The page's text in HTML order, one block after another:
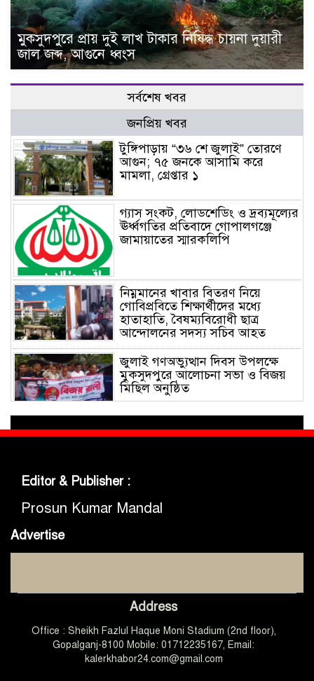
মুকসুদপুরে প্রায় দুই লাখ টাকার নিষিদ্ধ চায়না দুয়ারী
জাল জব্দ, আগুনে ধ্বংস
সর্বশেষ খবর
জনপ্রিয় খবর
টুঙ্গিপাড়ায় “৩৬ শে জুলাই” তোরণে
আগুন; ৭৫ জনকে আসামি করে
মামলা, গ্রেপ্তার ১
গ্যাস সংকট, লোডশেডিং ও দ্রব্যমূল্যের
ঊর্ধ্বগতির প্রতিবাদে গোপালগঞ্জে
জামায়াতের স্মারকলিপি
নিম্নমানের খাবার বিতরণ নিয়ে
গোবিপ্রবিতে শিক্ষার্থীদের মধ্যে
হাতাহাতি, বৈষম্যবিরোধী ছাত্র
আন্দোলনের সদস্য সচিব আহত
জুলাই গণঅভ্যুত্থান দিবস উপলক্ষে
মুকসুদপুরে আলোচনা সভা ও বিজয়
মিছিল অনুষ্ঠিত
গোবিপ্রবিতে জুলাই গণঅভ্যুত্থান দিবস
উদযাপন
মুকসুদপুরে প্রায় দুই লাখ টাকার
নিষিদ্ধ চায়না দুয়ারী জাল জব্দ, আগুনে
ধ্বংস
মুকসুদপুরে ‘রক্তাক্ত জুলাই’ শীর্ষক
গণতান্ত্রিক ও আধুনিক বাংলাদেশ
গড়তে সবাইকে কাজ করতে হবে
-এমপি ডা. কে এম বাবর
Editor & Publisher :
Prosun Kumar Mandal
Advertise
Address
Office : Sheikh Fazlul Haque Moni Stadium (2nd floor),
Gopalganj-8100 Mobile: 01712235167, Email:
kalerkhabor24.com@gmail.com